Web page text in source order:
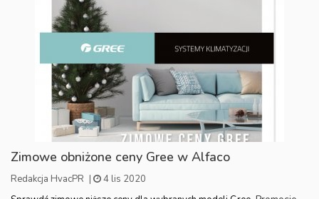
Zimowe obniżone ceny Gree w Alfaco
Redakcja HvacPR |
4 lis 2020